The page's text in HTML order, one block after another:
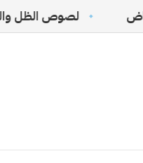
الظل والفساد الرمادي